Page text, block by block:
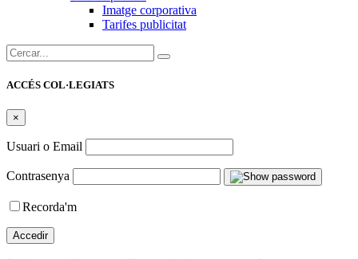
Imatge corporativa
Tarifes publicitat
Cercar:
ACCÉS COL·LEGIATS
×
Usuari o Email
Contrasenya
Recorda'm